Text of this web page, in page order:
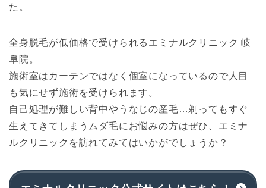
た。
全身脱毛が低価格で受けられるエミナルクリニック 岐
阜院。
施術室はカーテンではなく個室になっているので人目
も気にせず施術を受けられます。
自己処理が難しい背中やうなじの産毛…剃ってもすぐ
生えてきてしまうムダ毛にお悩みの方はぜひ、エミナ
ルクリニックを訪れてみてはいかがでしょうか？